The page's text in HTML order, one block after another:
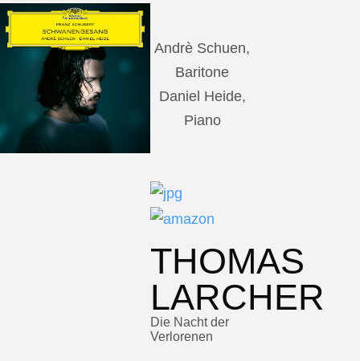
Andrè Schuen,
Baritone
Daniel Heide,
Piano
THOMAS
LARCHER
Die Nacht der
Verlorenen